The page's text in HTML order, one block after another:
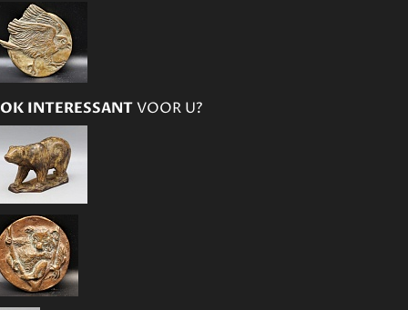
INTERESSANTVOOR U?